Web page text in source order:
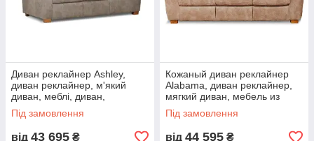
Диван реклайнер Ashley,
диван реклайнер, м'який
диван, меблі, диван,
розкладний диван
Під замовлення
від 43 695 ₴
Кожаный диван реклайнер
Alabama, диван реклайнер,
мягкий диван, мебель из
кожи, диван, раскладной
диван
Під замовлення
від 44 595 ₴